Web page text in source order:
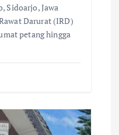
Sidoarjo, Jawa
Darurat (IRD)
petang hingga